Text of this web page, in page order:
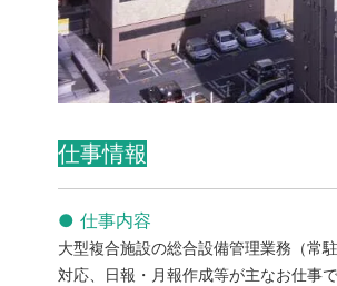
仕事情報
● 仕事内容
大型複合施設の総合設備管理業務（常
対応、日報・月報作成等が主なお仕事で